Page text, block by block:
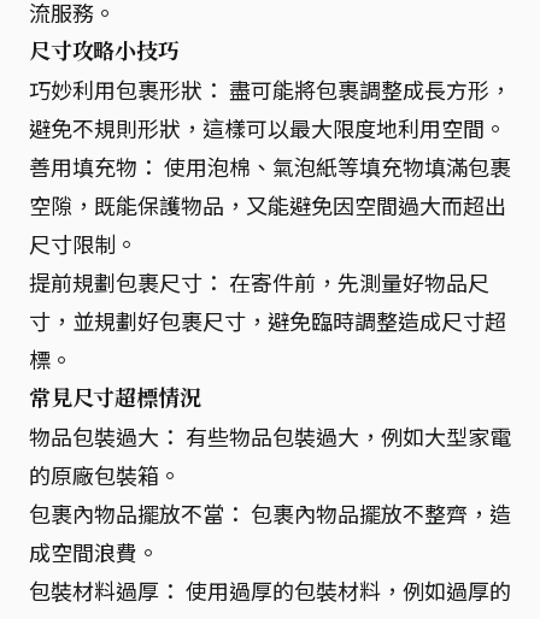
流服務。
尺寸攻略小技巧
巧妙利用包裹形狀： 盡可能將包裹調整成長方形，
避免不規則形狀，這樣可以最大限度地利用空間。
善用填充物： 使用泡棉、氣泡紙等填充物填滿包裹
空隙，既能保護物品，又能避免因空間過大而超出
尺寸限制。
提前規劃包裹尺寸： 在寄件前，先測量好物品尺
寸，並規劃好包裹尺寸，避免臨時調整造成尺寸超
標。
常見尺寸超標情況
物品包裝過大： 有些物品包裝過大，例如大型家電
的原廠包裝箱。
包裹內物品擺放不當： 包裹內物品擺放不整齊，造
成空間浪費。
包裝材料過厚： 使用過厚的包裝材料，例如過厚的